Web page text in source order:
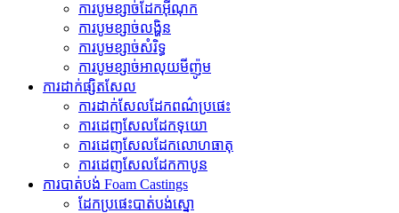
ការបូមខ្សាច់ដែកអ៊ីណុក
ការបូមខ្សាច់លង្ហិន
ការបូមខ្សាច់សំរិទ្ធ
ការបូមខ្សាច់អាលុយមីញ៉ូម
ការដាក់ផ្សិតសែល
ការដាក់សែលដែកពណ៌ប្រផេះ
ការ​ដេញ​សែល​ដែក​ទុយោ
ការ​ដេញ​សែល​ដែក​លោហធាតុ
ការដេញសែលដែកកាបូន
ការបាត់បង់ Foam Castings
ដែក​ប្រផេះ​បាត់​បង់​ស្នោ